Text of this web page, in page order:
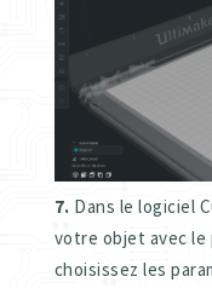
7. Dans le logiciel
votre objet avec le
choisissez les